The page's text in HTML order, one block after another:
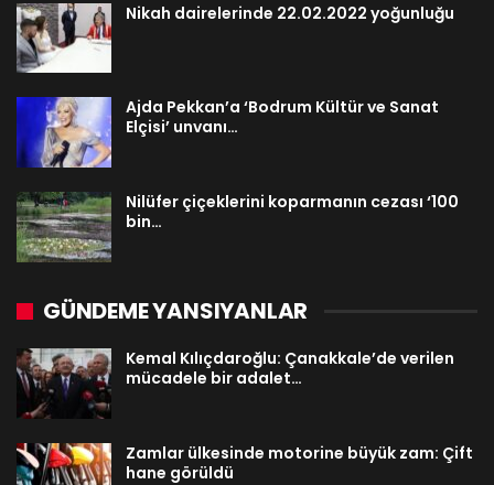
Nikah dairelerinde 22.02.2022 yoğunluğu
Ajda Pekkan’a ‘Bodrum Kültür ve Sanat
Elçisi’ unvanı…
Nilüfer çiçeklerini koparmanın cezası ‘100
bin…
GÜNDEME YANSIYANLAR
Kemal Kılıçdaroğlu: Çanakkale’de verilen
mücadele bir adalet…
Zamlar ülkesinde motorine büyük zam: Çift
hane görüldü